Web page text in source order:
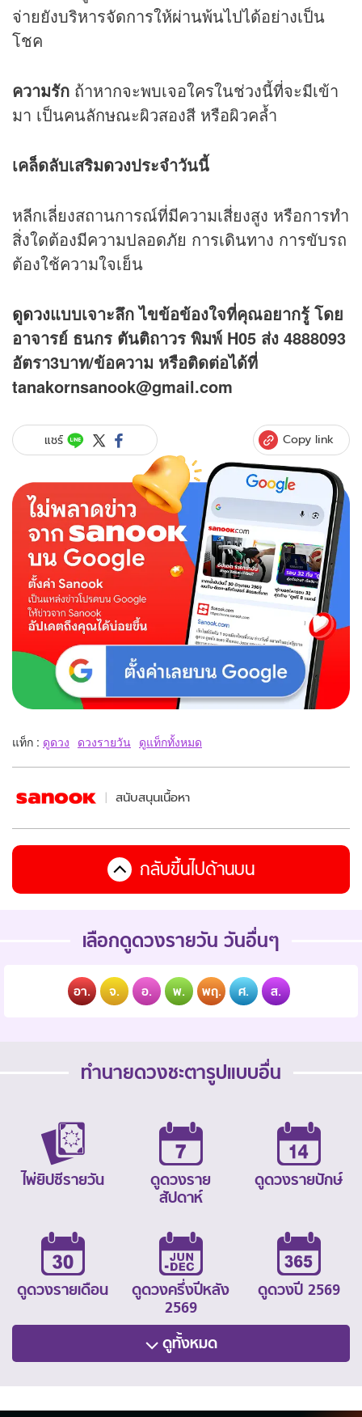
จ่ายยังบริหารจัดการให้ผ่านพ้นไปได้อย่างเป็น
โชค
ความรัก ถ้าหากจะพบเจอใครในช่วงนี้ที่จะมีเข้า
มา เป็นคนลักษณะผิวสองสี หรือผิวคล้ำ
เคล็ดลับเสริมดวงประจำวันนี้
หลีกเลี่ยงสถานการณ์ที่มีความเสี่ยงสูง หรือการทำ
สิ่งใดต้องมีความปลอดภัย การเดินทาง การขับรถ
ต้องใช้ความใจเย็น
ดูดวงแบบเจาะลึก ไขข้อข้องใจที่คุณอยากรู้ โดย
อาจารย์ ธนกร ตันติถาวร พิมพ์ H05 ส่ง 4888093
อัตรา3บาท/ข้อความ หรือติดต่อได้ที่
tanakornsanook@gmail.com
แชร์ Copy link
แท็ก : ดูดวง ดวงรายวัน ดูแท็กทั้งหมด
สนับสนุนเนื้อหา
กลับขึ้นไปด้านบน
เลือกดูดวงรายวัน วันอื่นๆ
อา. จ. อ. พ. พฤ. ศ. ส.
ทำนายดวงชะตารูปแบบอื่น
ไพ่ยิปซีรายวัน
ดูดวงราย
สัปดาห์
ดูดวงรายปักษ์
ดูดวงรายเดือน
ดูดวงครึ่งปีหลัง
2569
ดูดวงปี 2569
ดูทั้งหมด